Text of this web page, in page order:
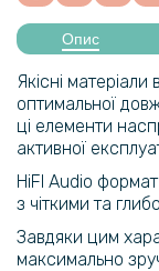
Опис
Якісні
оптимальної
ці елементи
активної
HiFI Audio
з чіткими та
Завдяки цим
максимально